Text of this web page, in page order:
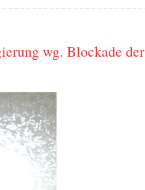
wg. Blockade der